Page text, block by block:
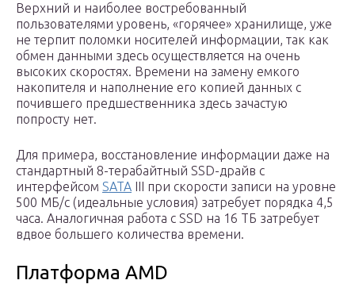
Верхний и наиболее востребованный
пользователями уровень, «горячее» хранилище, уже
не терпит поломки носителей информации, так как
обмен данными здесь осуществляется на очень
высоких скоростях. Времени на замену емкого
накопителя и наполнение его копией данных с
почившего предшественника здесь зачастую
попросту нет.
Для примера, восстановление информации даже на
стандартный 8-терабайтный SSD-драйв с
интерфейсом SATA III при скорости записи на уровне
500 МБ/с (идеальные условия) затребует порядка 4,5
часа. Аналогичная работа с SSD на 16 ТБ затребует
вдвое большего количества времени.
Платформа AMD